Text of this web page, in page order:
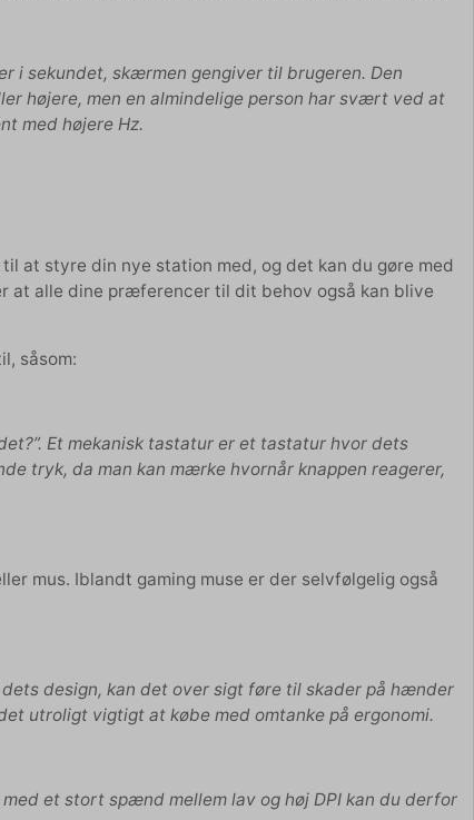
i sekundet, skærmen gengiver til brugeren. Den
højere, men en almindelige person har svært ved at
med højere Hz.
at styre din nye station med, og det kan du gøre med
at alle dine præferencer til dit behov også kan blive
såsom:
Et mekanisk tastatur er et tastatur hvor dets
tryk, da man kan mærke hvornår knappen reagerer,
mus. Iblandt gaming muse er der selvfølgelig også
design, kan det over sigt føre til skader på hænder
utroligt vigtigt at købe med omtanke på ergonomi.
et stort spænd mellem lav og høj DPI kan du derfor